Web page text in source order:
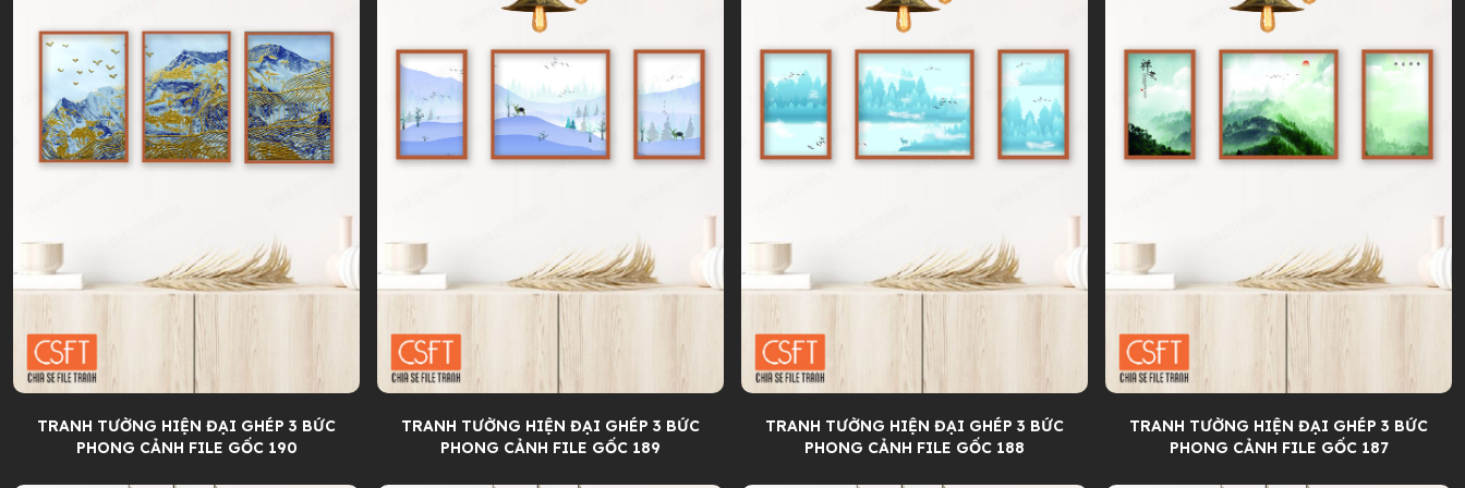
3D Hoa Thiết Kế
3D Hoạt Hình
Spa Làm Đẹp
TRANH TƯỜNG HIỆN ĐẠI GHÉP 3 BỨC
PHONG CẢNH FILE GỐC 190
TRANH TƯỜNG HIỆN ĐẠI GHÉP 3 BỨC
PHONG CẢNH FILE GỐC 189
TRANH TƯỜNG HIỆN ĐẠI GHÉP 3 BỨC
PHONG CẢNH FILE GỐC 188
TRANH TƯỜNG HIỆN ĐẠI GHÉP 3 BỨC
PHONG CẢNH FILE GỐC 187